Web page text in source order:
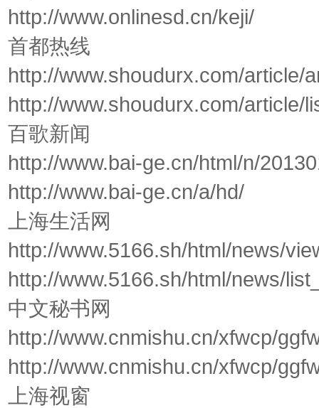
http://www.onlinesd.cn/keji/
首都热线
http://www.shoudurx.com/article/
http://www.shoudurx.com/article/
百歌新闻
http://www.bai-ge.cn/html/n/
http://www.bai-ge.cn/a/hd/
上海生活网
http://www.5166.sh/html/news/
http://www.5166.sh/html/news/
中文秘书网
http://www.cnmishu.cn/xfwcp/
http://www.cnmishu.cn/xfwcp/
上海视窗